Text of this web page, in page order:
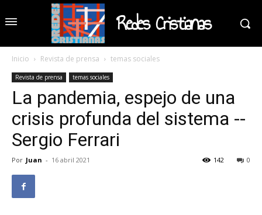
Redes Cristianas
Inicio Revista de prensa temas sociales
Revista de prensa temas sociales
La pandemia, espejo de una
crisis profunda del sistema --
Sergio Ferrari
Por Juan - 16 abril 2021 0
142